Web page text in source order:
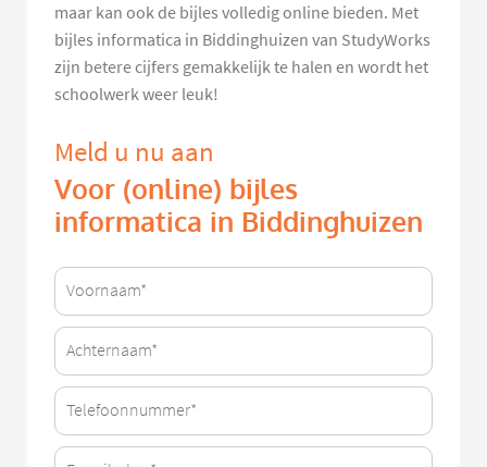
maar kan ook de bijles volledig online bieden. Met
bijles informatica in Biddinghuizen van StudyWorks
zijn betere cijfers gemakkelijk te halen en wordt het
schoolwerk weer leuk!
Meld u nu aan
Voor (online) bijles
informatica in Biddinghuizen